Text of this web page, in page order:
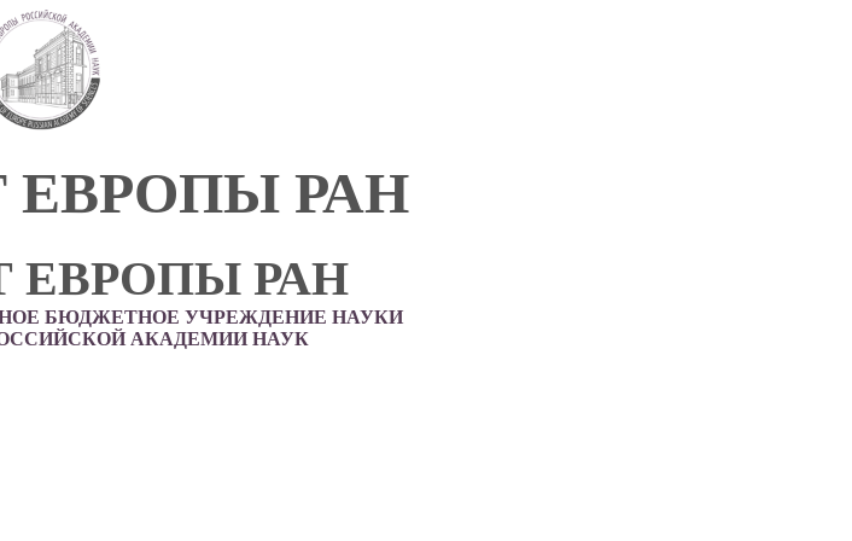
ЕВРОПЫ РАН
ЕВРОПЫ РАН
БЮДЖЕТНОЕ УЧРЕЖДЕНИЕ НАУКИ
АКАДЕМИИ НАУК